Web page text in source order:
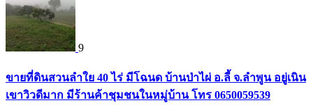
9
ขายที่ดินสวนลำใย 40 ไร่ มีโฉนด บ้านป่าไผ่ อ.ลี้ จ.ลำพูน อยู่เนิน
เขาวิวดีมาก มีร้านค้าชุมชนในหมู่บ้าน โทร 0650059539